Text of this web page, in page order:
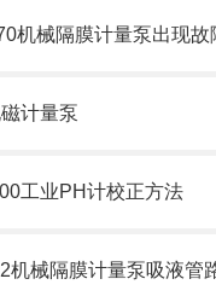
计量泵
工业PH计校正方法